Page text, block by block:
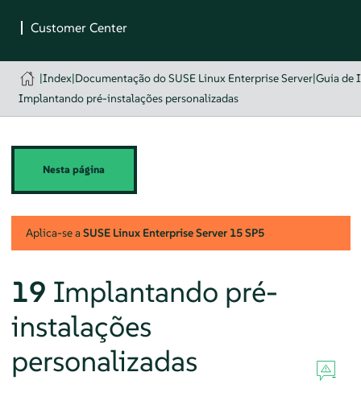
|Index|Documentação do SUSE Linux Enterprise Server|Guia de
Implantando pré-instalações personalizadas
Nesta página
Aplica-se aSUSE Linux Enterprise Server 15 SP5
19 Implantando pré-
instalações
personalizadas